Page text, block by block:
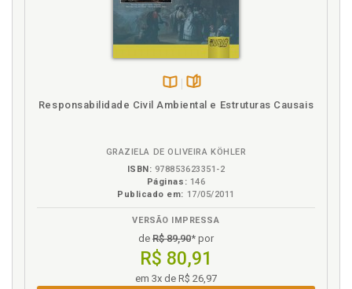
Responsabilidade Civil Ambiental e Estruturas Causais
GRAZIELA DE OLIVEIRA KÖHLER
ISBN: 978853623351-2
Páginas: 146
Publicado em: 17/05/2011
VERSÃO IMPRESSA
de R$ 89,90* por
R$ 80,91
em 3x de R$ 26,97